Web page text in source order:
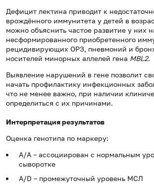
Дефицит лектина приводит к
врождённого иммунитета у детей в
можно объяснить частое развитие у них
несформированного приобретенного
рецидивирующих ОРЗ, пневмоний и
носителей минорных аллелей гена MBL2.
Выявление нарушений в гене позволит
начать профилактику инфекционных
что не менее важно, при наличии
определиться с их причинами.
Интерпретация результатов
Оценка генотипа по маркеру:
А/А – ассоциирован с нормальным
сыворотке
А/D – промежуточный уровень МСЛ